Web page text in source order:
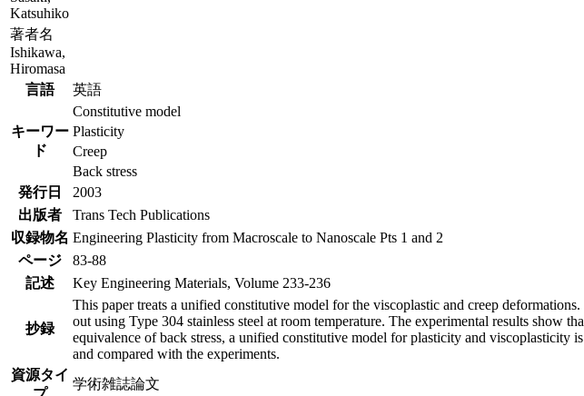
Katsuhiko
著者名
Ishikawa,
Hiromasa
言語
英語
キーワー
ド
Constitutive model
Plasticity
Creep
Back stress
発行日
2003
出版者
Trans Tech Publications
収録物名 Engineering Plasticity from Macroscale to Nanoscale Pts 1 and 2
ページ
83-88
記述
Key Engineering Materials, Volume 233-236
抄録
This paper treats a unified constitutive model for the viscoplastic and creep
out using Type 304 stainless steel at room temperature. The experimental results show
equivalence of back stress, a unified constitutive model for plasticity and
and compared with the experiments.
資源タイ
学術雑誌論文